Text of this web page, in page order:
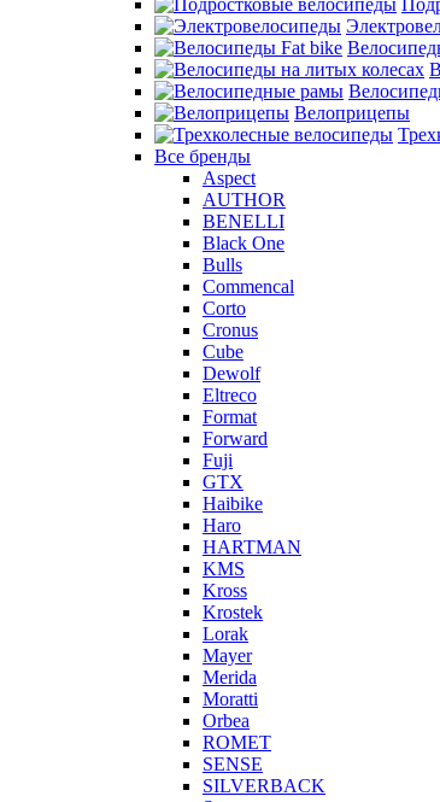
Велоприцепы
Все бренды
Aspect
AUTHOR
BENELLI
Black One
Bulls
Commencal
Corto
Cronus
Cube
Dewolf
Eltreco
Format
Forward
Fuji
GTX
Haibike
Haro
HARTMAN
KMS
Kross
Krostek
Lorak
Mayer
Merida
Moratti
Orbea
ROMET
SENSE
SILVERBACK